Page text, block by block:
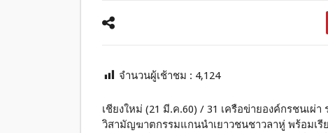
จำนวนผู้เช้าชม : 4,124
เชียงใหม่ (21 มี.ค.60) / 31 เครือข่ายองค์กรชนเ
วิสามัญฆาตกรรมแกนนำเยาวชนชาวลาหู่ พร้อมเรี